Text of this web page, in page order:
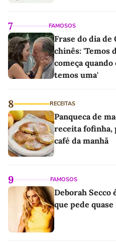
7 FAMOSOS
Frase do dia
chinês: 'Temos
começa
temos uma'
8 RECEITAS
Panqueca de
receita fofinha,
café da manhã
9 FAMOSOS
Deborah Secco
que pede